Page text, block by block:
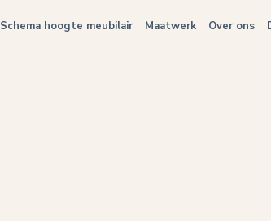
Schema hoogte meubilair Maatwerk Over ons